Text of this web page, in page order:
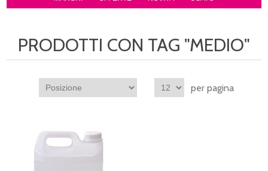
PRODOTTI CON TAG "MEDIO"
per pagina